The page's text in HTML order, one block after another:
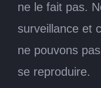
ne le fait pas.
surveillance et
ne pouvons
se reproduire.